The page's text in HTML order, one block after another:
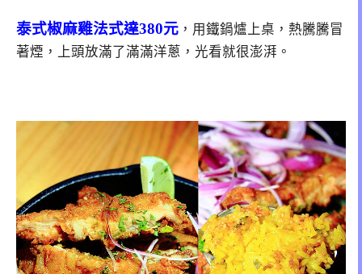
泰式椒麻雞法式達380元 ，用鐵鍋爐上桌，熱騰騰冒
著煙，上頭放滿了滿滿洋蔥，光看就很澎湃。